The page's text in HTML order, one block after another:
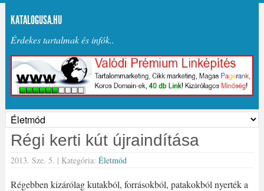
KATALOGUSA.HU
Érdekes tartalmak és infók..
Régi kerti kút újraindítása
2013. Sze. 5. | Kategória: Életmód
Régebben kizárólag kutakból, forrásokból, patakokból nyerték a